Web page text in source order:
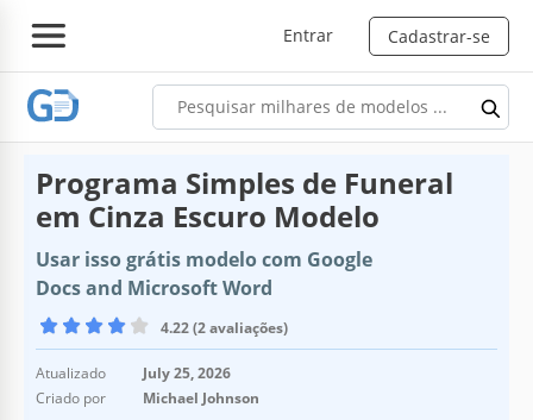
Entrar Cadastrar-se
Programa Simples de Funeral
em Cinza Escuro Modelo
Usar isso grátis modelo com Google
Docs and Microsoft Word
4.22 (2 avaliações)
Atualizado
July 25, 2026
Criado por
Michael Johnson